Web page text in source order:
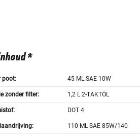
*
poot: 45 ML SAE 10W
zonder filter: 1,2 L 2-TAKTÖL
DOT 4
110 ML SAE 85W/140